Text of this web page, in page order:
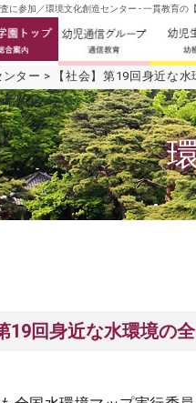
に参加／環境文化創造センター - 一貫教育
ター 【社会】第19回身近な
19回身近な水環境の